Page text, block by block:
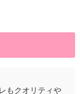
もクオリティや